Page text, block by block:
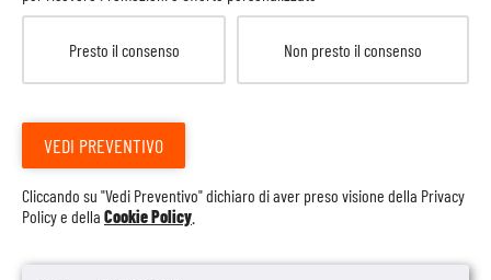
Presto il consenso Non presto il consenso
VEDI PREVENTIVO
Cliccando su "Vedi Preventivo" dichiaro di aver preso visione della Privacy
Policye della Cookie Policy